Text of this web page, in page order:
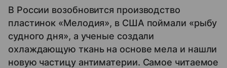
В России возобновится производство
пластинок «Мелодия», в США поймали «рыбу
судного дня», а ученые создали
охлаждающую ткань на основе мела и нашли
новую частицу антиматерии. Самое читаемое